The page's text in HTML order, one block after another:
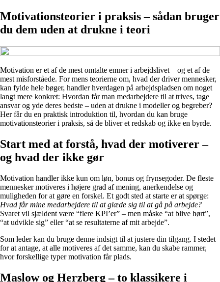
Motivationsteorier i praksis – sådan bruger
du dem uden at drukne i teori
Motivation er et af de mest omtalte emner i arbejdslivet – og et af de
mest misforståede. For mens teorierne om, hvad der driver mennesker,
kan fylde hele bøger, handler hverdagen på arbejdspladsen om noget
langt mere konkret: Hvordan får man medarbejdere til at trives, tage
ansvar og yde deres bedste – uden at drukne i modeller og begreber?
Her får du en praktisk introduktion til, hvordan du kan bruge
motivationsteorier i praksis, så de bliver et redskab og ikke en byrde.
Start med at forstå, hvad der motiverer –
og hvad der ikke gør
Motivation handler ikke kun om løn, bonus og frynsegoder. De fleste
mennesker motiveres i højere grad af mening, anerkendelse og
muligheden for at gøre en forskel. Et godt sted at starte er at spørge:
Hvad får mine medarbejdere til at glæde sig til at gå på arbejde?
Svaret vil sjældent være “flere KPI’er” – men måske “at blive hørt”,
“at udvikle sig” eller “at se resultaterne af mit arbejde”.
Som leder kan du bruge denne indsigt til at justere din tilgang. I stedet
for at antage, at alle motiveres af det samme, kan du skabe rammer,
hvor forskellige typer motivation får plads.
Maslow og Herzberg – to klassikere i